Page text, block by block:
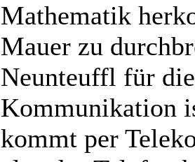
Mathematik
Mauer zu
Neunteuffl für
Kommunikation
kommt per